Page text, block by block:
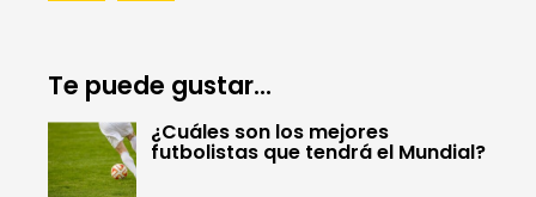
Te puede gustar...
¿Cuáles son los mejores
futbolistas que tendrá el Mundial?